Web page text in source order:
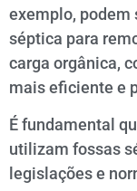
exemplo, podem
séptica para
carga orgânica,
mais eficiente e
É fundamental
utilizam fossas
legislações e